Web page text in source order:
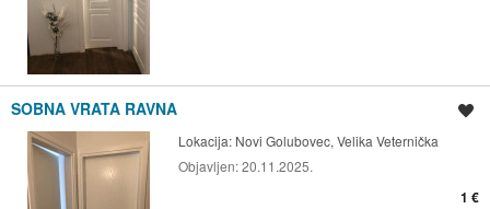
SOBNA VRATA RAVNA
Lokacija: Novi Golubovec, Velika Veternička
Objavljen:20.11.2025.
1 €